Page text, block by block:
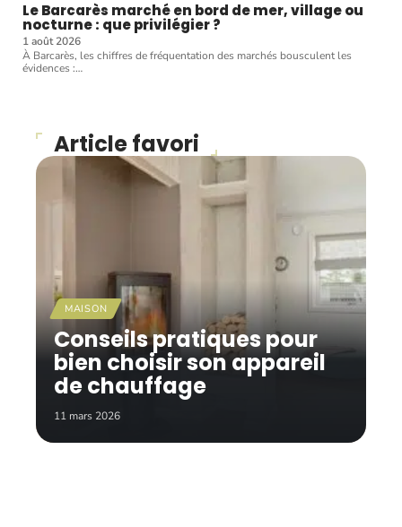
Le Barcarès marché en bord de mer, village ou
nocturne : que privilégier ?
1 août 2026
À Barcarès, les chiffres de fréquentation des marchés bousculent les
évidences :…
Article favori
MAISON
Conseils pratiques pour
bien choisir son appareil
de chauffage
11 mars 2026